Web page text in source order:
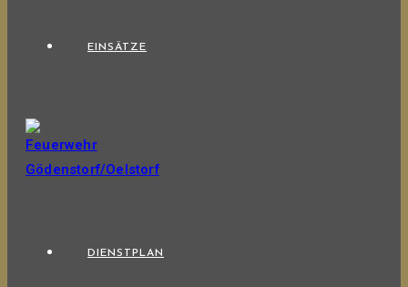
EINSÄTZE
DIENSTPLAN